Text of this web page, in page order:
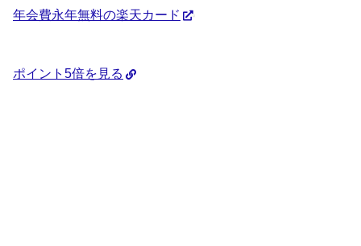
年会費永年無料の楽天カード
ポイント5倍を見る